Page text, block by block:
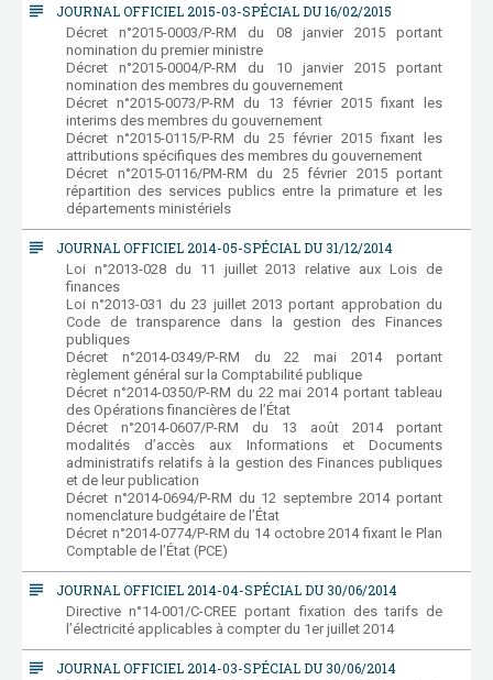
subject JOURNAL OFFICIEL 2015-03-SPÉCIAL DU 16/02/2015
Décret n°2015-0003/P-RM du 08 janvier 2015 portant
nomination du premier ministre
Décret n°2015-0004/P-RM du 10 janvier 2015 portant
nomination des membres du gouvernement
Décret n°2015-0073/P-RM du 13 février 2015 fixant les
interims des membres du gouvernement
Décret n°2015-0115/P-RM du 25 février 2015 fixant les
attributions spécifiques des membres du gouvernement
Décret n°2015-0116/PM-RM du 25 février 2015 portant
répartition des services publics entre la primature et les
départements ministériels
subject JOURNAL OFFICIEL 2014-05-SPÉCIAL DU 31/12/2014
Loi n°2013-028 du 11 juillet 2013 relative aux Lois de
finances
Loi n°2013-031 du 23 juillet 2013 portant approbation du
Code de transparence dans la gestion des Finances
publiques
Décret n°2014-0349/P-RM du 22 mai 2014 portant
règlement général sur la Comptabilité publique
Décret n°2014-0350/P-RM du 22 mai 2014 portant tableau
des Opérations financières de l’État
Décret n°2014-0607/P-RM du 13 août 2014 portant
modalités d’accès aux Informations et Documents
administratifs relatifs à la gestion des Finances publiques
et de leur publication
Décret n°2014-0694/P-RM du 12 septembre 2014 portant
nomenclature budgétaire de l’État
Décret n°2014-0774/P-RM du 14 octobre 2014 fixant le Plan
Comptable de l’État (PCE)
subject JOURNAL OFFICIEL 2014-04-SPÉCIAL DU 30/06/2014
Directive n°14-001/C-CREE portant fixation des tarifs de
l’électricité applicables à compter du 1er juillet 2014
subject JOURNAL OFFICIEL 2014-03-SPÉCIAL DU 30/06/2014